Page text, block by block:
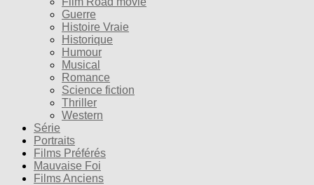
Guerre
Histoire Vraie
Historique
Humour
Musical
Romance
Science fiction
Thriller
Western
Série
Portraits
Films Préférés
Mauvaise Foi
Films Anciens